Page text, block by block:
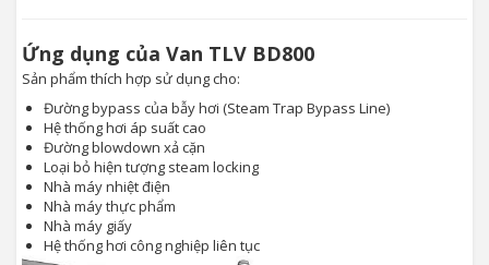
Ứng dụng của Van TLV BD800
Sản phẩm thích hợp sử dụng cho:
Đường bypass của bẫy hơi (Steam Trap Bypass Line)
Hệ thống hơi áp suất cao
Đường blowdown xả cặn
Loại bỏ hiện tượng steam locking
Nhà máy nhiệt điện
Nhà máy thực phẩm
Nhà máy giấy
Hệ thống hơi công nghiệp liên tục